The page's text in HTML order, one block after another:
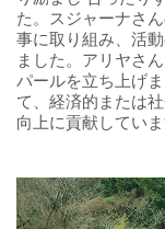
た。スジャーナさ
事に取り組み、活
ました。アリヤさ
パールを立ち上げ
て、経済的または
向上に貢献していま